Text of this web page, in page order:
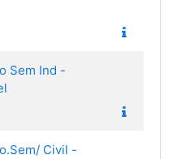
Sem Ind -
Civil -